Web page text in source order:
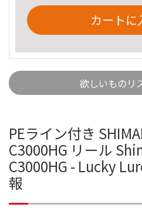
カートに
欲しいものリ
PEライン付き
C3000HG リール
C3000HG - Lucky
報